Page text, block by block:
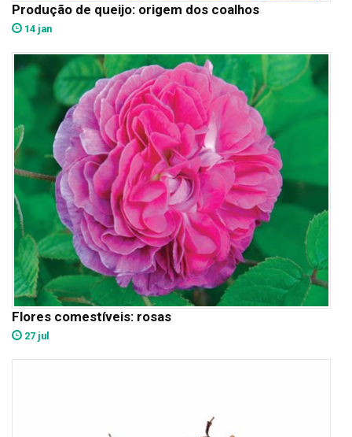
Produção de queijo: origem dos coalhos
14 jan
Flores comestíveis: rosas
27 jul